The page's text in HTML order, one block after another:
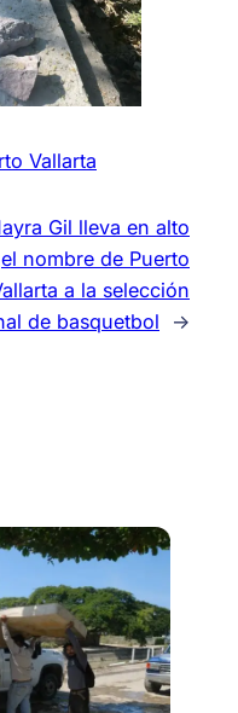
Vallarta
Gil lleva en alto
el nombre de Puerto
a la selección
de basquetbol
→